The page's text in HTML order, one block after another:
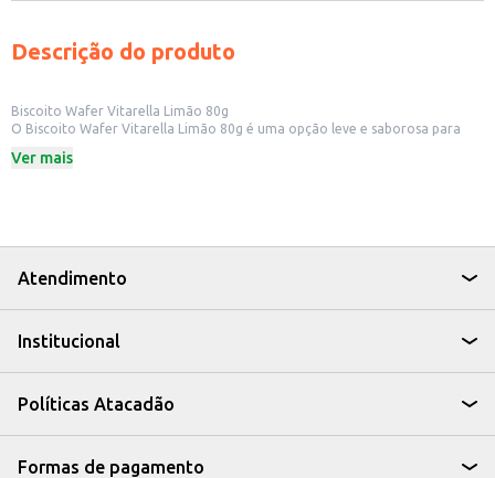
Descrição do produto
Biscoito Wafer Vitarella Limão 80g
O Biscoito Wafer Vitarella Limão 80g é uma opção leve e saborosa para
escritório ou para revenda em pequenos comércios, o wafer é perfeito
Opção para lancheiras de crianças e adultos.
Ideal para oferecer em eventos e reuniões.
Com o Biscoito Wafer Vitarella Limão, você tem a combinação perfeita de
Ver mais
Atendimento
Institucional
Políticas Atacadão
Formas de pagamento